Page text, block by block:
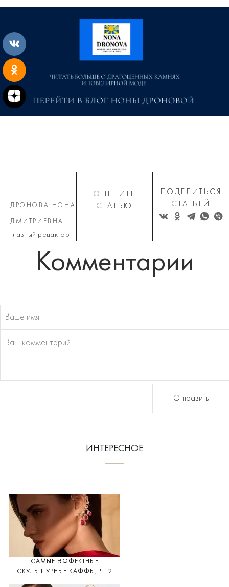
ДРОНОВА НОНА
ДМИТРИЕВНА
Главный редактор
ОЦЕНИТЕ
СТАТЬЮ
ПОДЕЛИТЬСЯ
СТАТЬЕЙ
Комментарии
Отправить
ИНТЕРЕСНОЕ
САМЫЕ ЭФФЕКТНЫЕ
СКУЛЬПТУРНЫЕ КАФФЫ, Ч. 2